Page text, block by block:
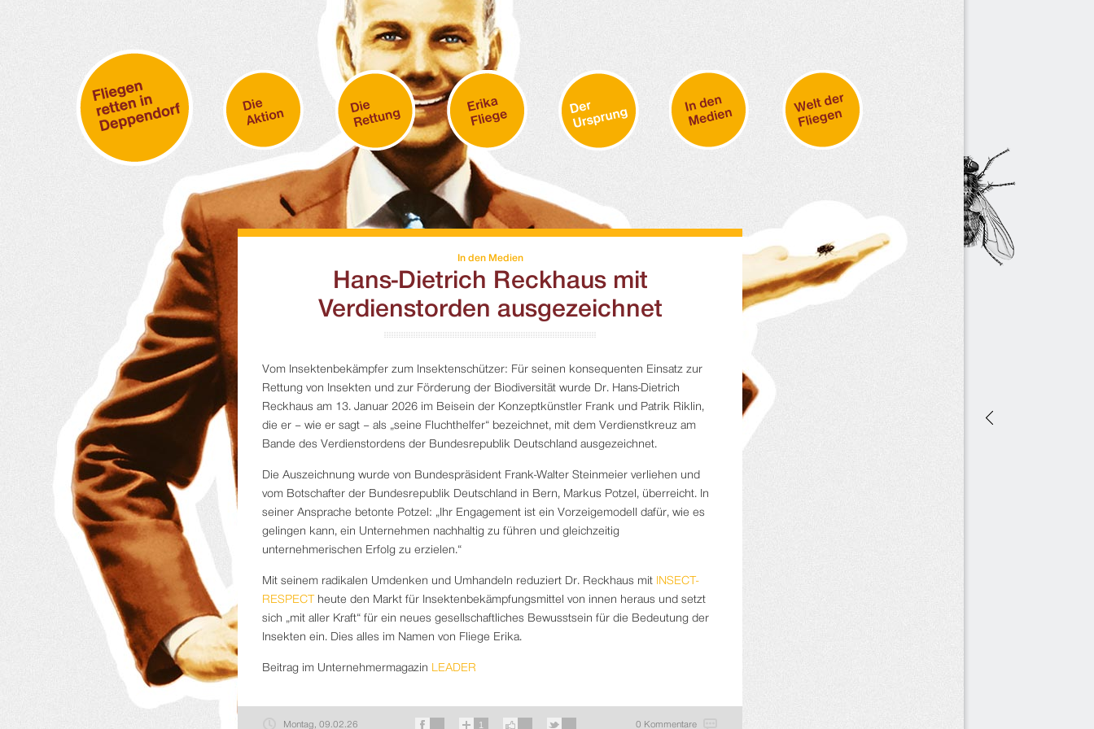
In den Medien
Hans-Dietrich Reckhaus mit
Verdienstorden ausgezeichnet
Vom Insektenbekämpfer zum Insektenschützer: Für seinen konsequenten Einsatz zur
Rettung von Insekten und zur Förderung der Biodiversität wurde Dr. Hans-Dietrich
Reckhaus am 13. Januar 2026 im Beisein der Konzeptkünstler Frank und Patrik Riklin,
die er – wie er sagt – als „seine Fluchthelfer“ bezeichnet, mit dem Verdienstkreuz am
Bande des Verdienstordens der Bundesrepublik Deutschland ausgezeichnet.
Die Auszeichnung wurde von Bundespräsident Frank-Walter Steinmeier verliehen und
vom Botschafter der Bundesrepublik Deutschland in Bern, Markus Potzel, überreicht. In
seiner Ansprache betonte Potzel: „Ihr Engagement ist ein Vorzeigemodell dafür, wie es
gelingen kann, ein Unternehmen nachhaltig zu führen und gleichzeitig
unternehmerischen Erfolg zu erzielen.“
Mit seinem radikalen Umdenken und Umhandeln reduziert Dr. Reckhaus mit INSECT-
RESPECT heute den Markt für Insektenbekämpfungsmittel von innen heraus und setzt
sich „mit aller Kraft“ für ein neues gesellschaftliches Bewusstsein für die Bedeutung der
Insekten ein. Dies alles im Namen von Fliege Erika.
Beitrag im Unternehmermagazin LEADER
Montag, 09.02.26 1 0 Kommentare